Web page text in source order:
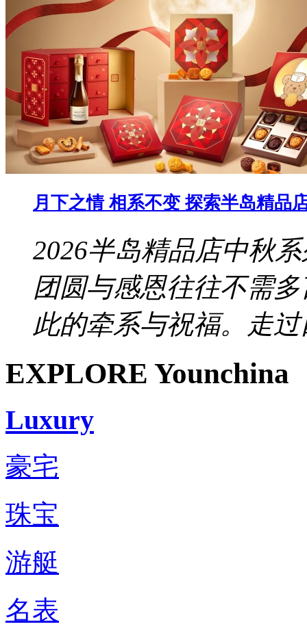
月下之情 相系不变 探索半岛精品
2026半岛精品店中秋
团圆与感恩往往不需
此的牵系与祝福。走
EXPLORE Younchina
Luxury
豪宅
珠宝
游艇
名表